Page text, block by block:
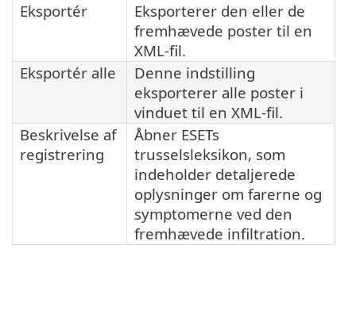
Eksportér
Eksporterer den eller de
fremhævede poster til en
XML-fil.
Eksportér alle
Denne indstilling
eksporterer alle poster i
vinduet til en XML-fil.
Beskrivelse af
registrering
Åbner ESETs
trusselsleksikon, som
indeholder detaljerede
oplysninger om farerne og
symptomerne ved den
fremhævede infiltration.